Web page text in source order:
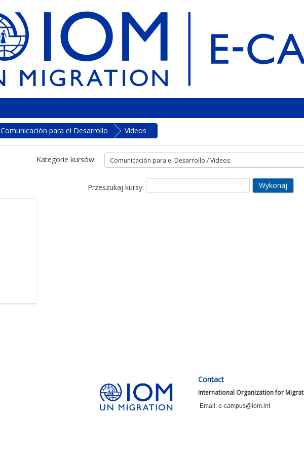
Comunicación para el Desarrollo Videos
Kategorie kursów:
Przeszukaj kursy:
Contact
International Organization for
Email: e-campus@iom.int